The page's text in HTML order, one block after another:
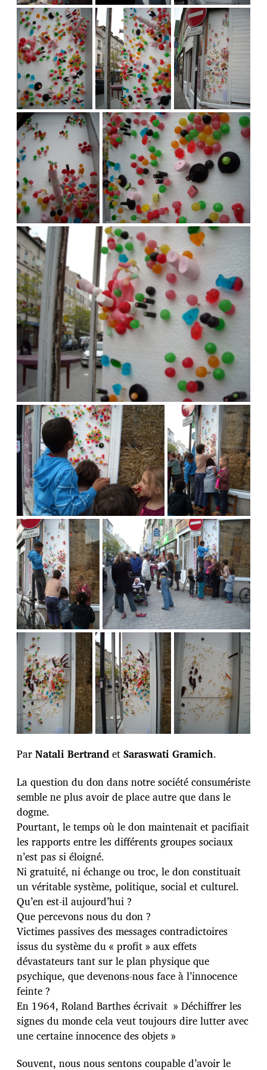
ParNatali BertrandetSaraswati Gramich.
La question du don dans notre société consumériste
semble ne plus avoir de place autre que dans le
dogme.
Pourtant, le temps où le don maintenait et pacifiait
les rapports entre les différents groupes sociaux
n’est pas si éloigné.
Ni gratuité, ni échange ou troc, le don constituait
un véritable système, politique, social et culturel.
Qu’en est-il aujourd’hui ?
Que percevons nous du don ?
Victimes passives des messages contradictoires
issus du système du « profit » aux effets
dévastateurs tant sur le plan physique que
psychique, que devenons-nous face à l’innocence
feinte ?
En 1964, Roland Barthes écrivait » Déchiffrer les
signes du monde cela veut toujours dire lutter avec
une certaine innocence des objets »
Souvent, nous nous sentons coupable d’avoir le